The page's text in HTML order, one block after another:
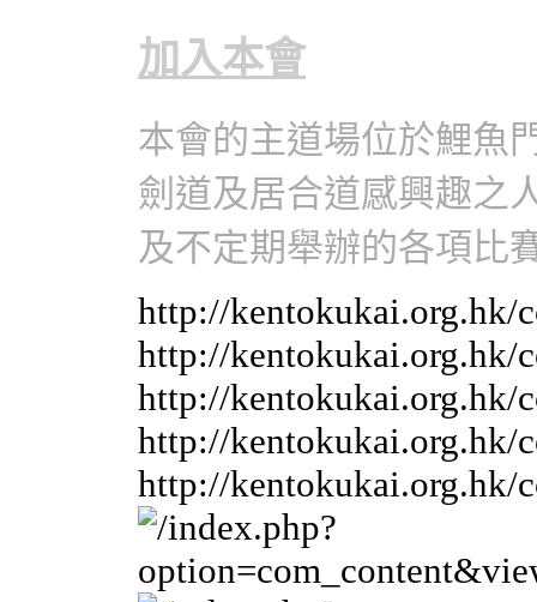
加入本會
本會的主道場位於鯉魚
劍道及居合道感興趣之
及不定期舉辦的各項比
http://kentokukai.org.hk/
http://kentokukai.org.hk/
http://kentokukai.org.hk/
http://kentokukai.org.hk/
http://kentokukai.org.hk/